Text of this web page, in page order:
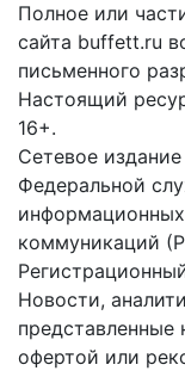
Полное или
сайта buffett.ru
письменного
Настоящий
16+.
Сетевое
Федеральной
коммуникаций
Новости,
представленные
офертой или